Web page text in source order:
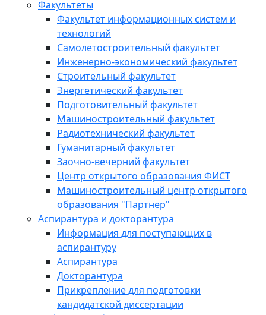
Факультеты
Факультет информационных систем и
технологий
Самолетостроительный факультет
Инженерно-экономический факультет
Строительный факультет
Энергетический факультет
Подготовительный факультет
Машиностроительный факультет
Радиотехнический факультет
Гуманитарный факультет
Заочно-вечерний факультет
Центр открытого образования ФИСТ
Машиностроительный центр открытого
образования "Партнер"
Аспирантура и докторантура
Информация для поступающих в
аспирантуру
Аспирантура
Докторантура
Прикрепление для подготовки
кандидатской диссертации